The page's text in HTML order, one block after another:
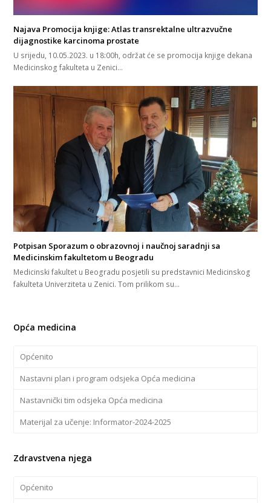
Najava Promocija knjige: Atlas transrektalne ultrazvučne
dijagnostike karcinoma prostate
U srijedu, 10.05.2023. u 18:00h, održat će se promocija knjige dekana
Medicinskog fakulteta u Zenici…
Potpisan Sporazum o obrazovnoj i naučnoj saradnji sa
Medicinskim fakultetom u Beogradu
Medicinski fakultet u Beogradu posjetili su predstavnici Medicinskog
fakulteta Univerziteta u Zenici. Tom prilikom su…
Opća medicina
Općenito
Nastavni plan i program odsjeka Opća medicina
Nastavnički tim odsjeka Opća medicina
Materijal za učenje: Informator-2024-2025
Zdravstvena njega
Općenito